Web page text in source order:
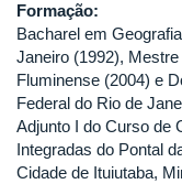
Formação:
Bacharel em
Janeiro (1992),
Fluminense (2004) e
Federal do Rio de
Adjunto I do Curso de
Integradas do Pontal
Cidade de Ituiutaba,